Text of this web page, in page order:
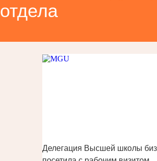
отдела
Делегация Высшей школы